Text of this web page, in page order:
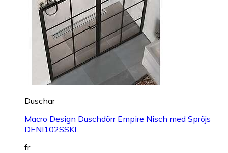
Duschar
Macro Design Duschdörr Empire Nisch med Spröjs
DENI102SSKL
fr.